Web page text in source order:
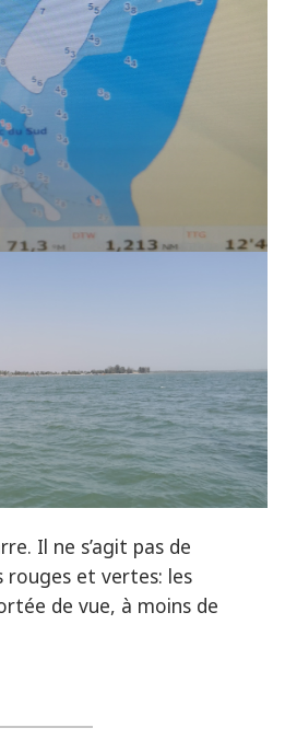
Il ne s’agit pas de
rouges et vertes: les
de vue, à moins de